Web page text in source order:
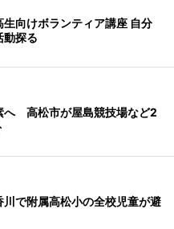
向けボランティア講座 自分
動探る
へ 高松市が屋島競技場など2
川で附属高松小の全校児童が避